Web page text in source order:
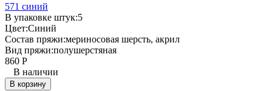
571 синий
В упаковке штук:5
Цвет:Синий
Состав пряжи:мериносовая шерсть, акрил
Вид пряжи:полушерстяная
860 Р
В наличии
В корзину